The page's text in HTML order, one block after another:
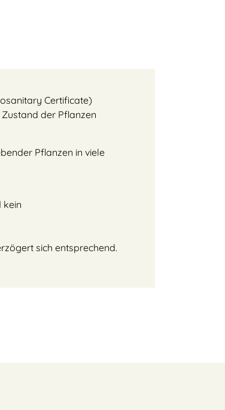
Certificate)
der Pflanzen
Pflanzen in viele
kein
sich entsprechend.